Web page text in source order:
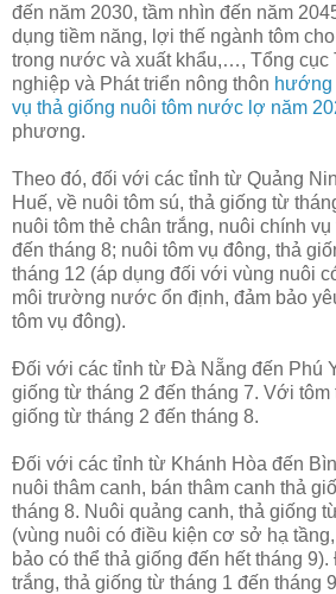
đến năm 2030, tầm nhìn đến năm
dụng tiềm năng, lợi thế ngành tôm
trong nước và xuất khẩu,…, Tổng cục
nghiệp và Phát triển nông thôn hướng
vụ thả giống nuôi tôm nước lợ năm
phương.
Theo đó, đối với các tỉnh từ Quảng
Huế, về nuôi tôm sú, thả giống từ
nuôi tôm thẻ chân trắng, nuôi chính
đến tháng 8; nuôi tôm vụ đông, thả
tháng 12 (áp dụng đối với vùng nuôi
môi trường nước ổn định, đảm bảo
tôm vụ đông).
Đối với các tỉnh từ Đà Nẵng đến Phú
giống từ tháng 2 đến tháng 7. Với tôm
giống từ tháng 2 đến tháng 8.
Đối với các tỉnh từ Khánh Hòa đến
nuôi thâm canh, bán thâm canh thả
tháng 8. Nuôi quảng canh, thả giống
(vùng nuôi có điều kiện cơ sở hạ
bảo có thể thả giống đến hết tháng
trắng, thả giống từ tháng 1 đến tháng